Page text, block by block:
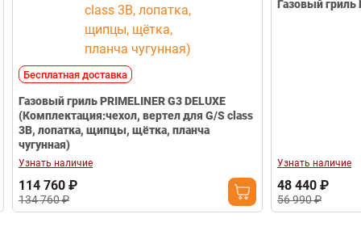
Бесплатная доставка
Газовый гриль PRIMELINER G3 DELUXE
(Комплектация:чехол, вертел для G/S class
3B, лопатка, щипцы, щётка, планча
чугунная)
Узнать наличие
114 760 ₽
134 760 ₽
Газовый гриль
Узнать наличие
48 440 ₽
56 990 ₽